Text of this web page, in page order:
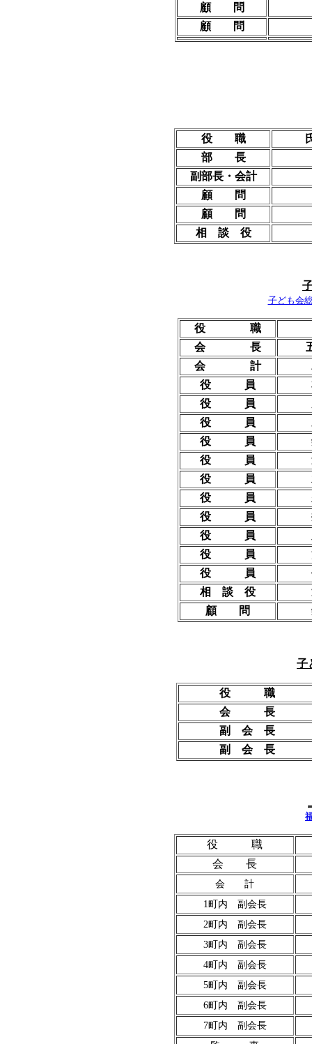
顧 問
顧 問
役 職
部 長
副部長・会計
顧 問
顧 問
相 談 役
子ども会
役 職
会 長
会 計
役 員
役 員
役 員
役 員
役 員
役 員
役 員
役 員
役 員
役 員
役 員
相 談 役
顧 問
子
役 職
会 長
副 会 長
副 会 長
役 職
会 長
会 計
1町内 副会長
2町内 副会長
3町内 副会長
4町内 副会長
5町内 副会長
6町内 副会長
7町内 副会長